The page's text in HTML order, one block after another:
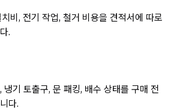
비, 전기 작업, 철거 비용을 견적서에 따로
.
냉기 토출구, 문 패킹, 배수 상태를 구매 전
다.